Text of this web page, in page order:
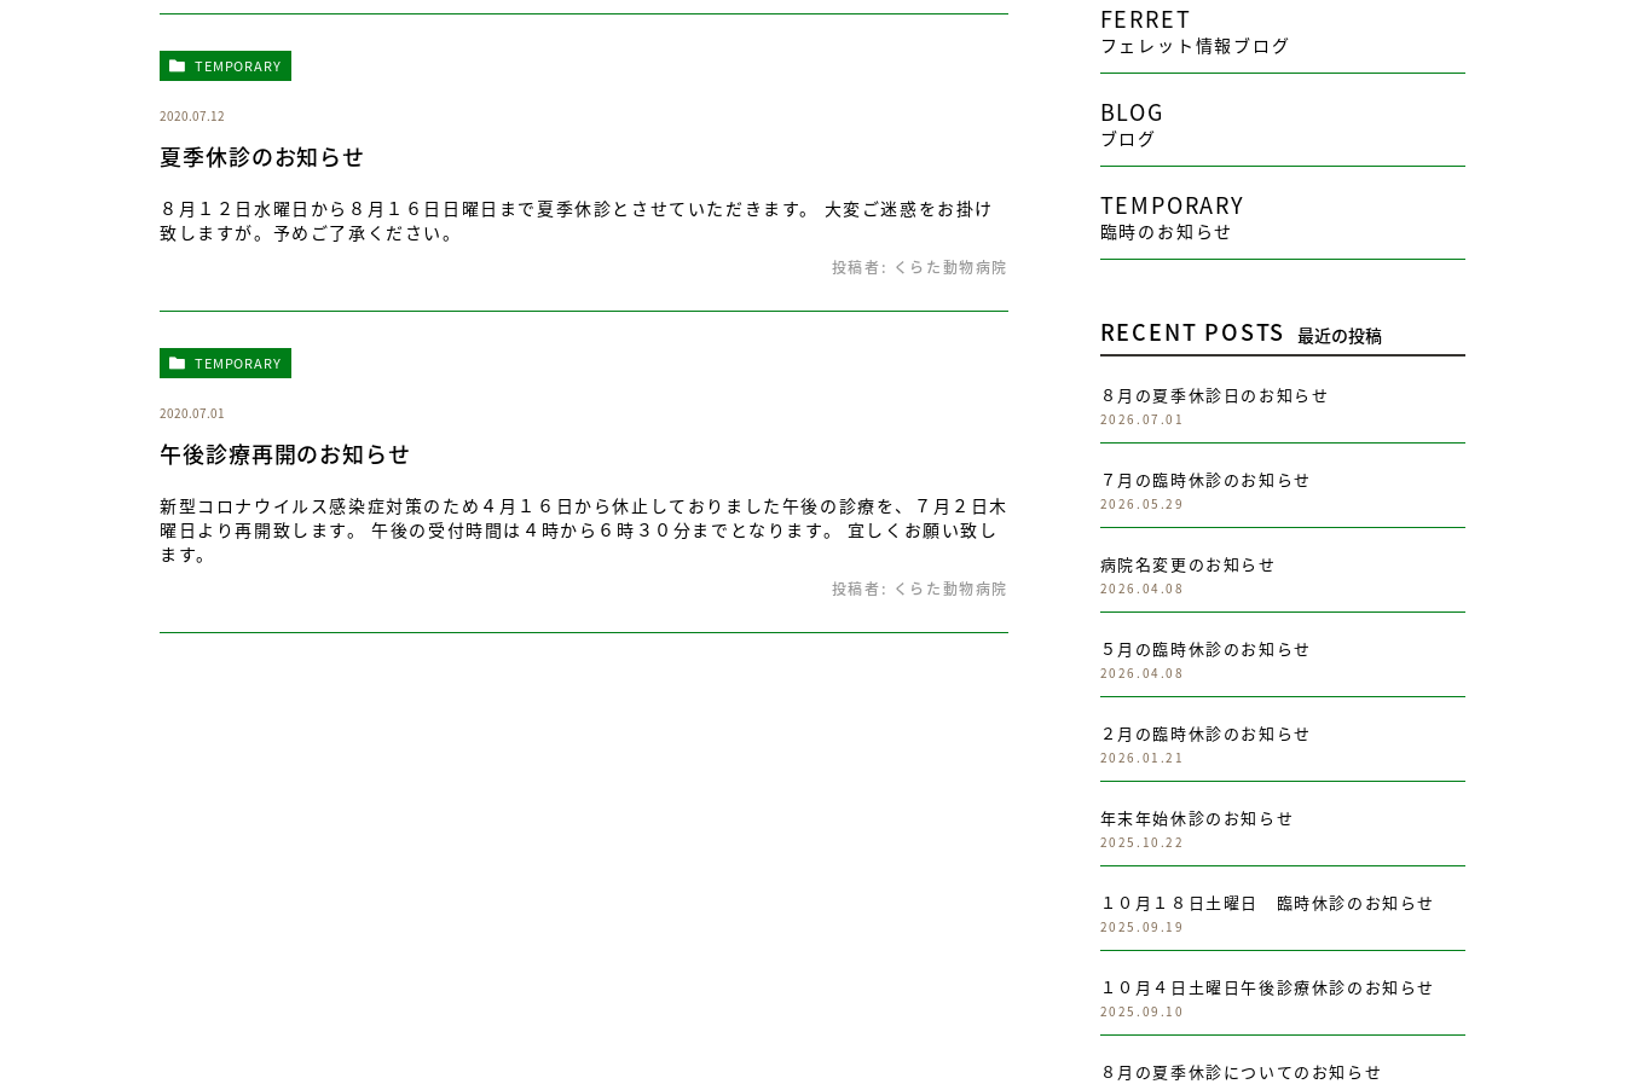
TEMPORARY
2020.07.12
夏季休診のお知らせ
８月１２日水曜日から８月１６日日曜日まで夏季休診とさせていただきます。 大変ご迷惑をお掛け
致しますが。予めご了承ください。
投稿者: くらた動物病院
TEMPORARY
2020.07.01
午後診療再開のお知らせ
新型コロナウイルス感染症対策のため４月１６日から休止しておりました午後の診療を、７月２日木
曜日より再開致します。 午後の受付時間は４時から６時３０分までとなります。 宜しくお願い致し
ます。
投稿者: くらた動物病院
FERRET
フェレット情報ブログ
BLOG
ブログ
TEMPORARY
臨時のお知らせ
RECENT POSTS 最近の投稿
８月の夏季休診日のお知らせ
2026.07.01
７月の臨時休診のお知らせ
2026.05.29
病院名変更のお知らせ
2026.04.08
５月の臨時休診のお知らせ
2026.04.08
２月の臨時休診のお知らせ
2026.01.21
年末年始休診のお知らせ
2025.10.22
１０月１８日土曜日 臨時休診のお知らせ
2025.09.19
１０月４日土曜日午後診療休診のお知らせ
2025.09.10
８月の夏季休診についてのお知らせ